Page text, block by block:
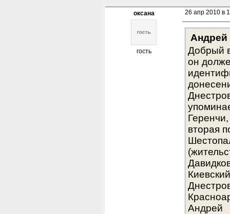
оксана
гость
26 апр 2010 в
Добрый
он
вторая
Андрей